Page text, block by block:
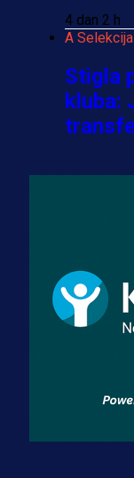
4 dan 2 h
A Selekcija
Stigla
kluba:
dres
3 sedmica
Premijer
za